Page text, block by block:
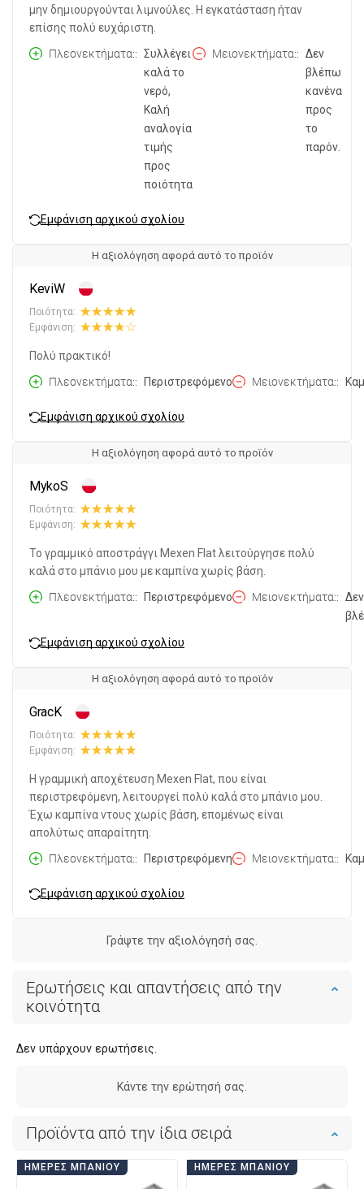
μην δημιουργούνται λιμνούλες. Η εγκατάσταση ήταν
επίσης πολύ ευχάριστη.
Πλεονεκτήματα:
Συλλέγει
καλά το
νερό,
Καλή
αναλογία
τιμής
προς
ποιότητα
Μειονεκτήματα:
Δεν
βλέπω
κανένα
προς
το
παρόν.
Εμφάνιση αρχικού σχολίου
Η αξιολόγηση αφορά αυτό το προϊόν
KeviW
Ποιότητα:
Εμφάνιση:
Πολύ πρακτικό!
Πλεονεκτήματα:
Περιστρεφόμενο Μειονεκτήματα:
Εμφάνιση αρχικού σχολίου
Η αξιολόγηση αφορά αυτό το προϊόν
MykoS
Ποιότητα:
Εμφάνιση:
Το γραμμικό αποστράγγι Mexen Flat λειτούργησε πολύ
καλά στο μπάνιο μου με καμπίνα χωρίς βάση.
Πλεονεκτήματα:
Περιστρεφόμενο Μειονεκτήματα:
Δεν
Εμφάνιση αρχικού σχολίου
Η αξιολόγηση αφορά αυτό το προϊόν
GracK
Ποιότητα:
Εμφάνιση:
Η γραμμική αποχέτευση Mexen Flat, που είναι
περιστρεφόμενη, λειτουργεί πολύ καλά στο μπάνιο μου.
Έχω καμπίνα ντους χωρίς βάση, επομένως είναι
απολύτως απαραίτητη.
Πλεονεκτήματα:
Περιστρεφόμενη Μειονεκτήματα:
Εμφάνιση αρχικού σχολίου
Γράψτε την αξιολόγησή σας.
Ερωτήσεις και απαντήσεις από την
κοινότητα
Δεν υπάρχουν ερωτήσεις.
Κάντε την ερώτησή σας.
Προϊόντα από την ίδια σειρά
ΗΜΈΡΕΣ ΜΠΆΝΙΟΥ ΗΜΈΡΕΣ ΜΠΆΝΙΟΥ